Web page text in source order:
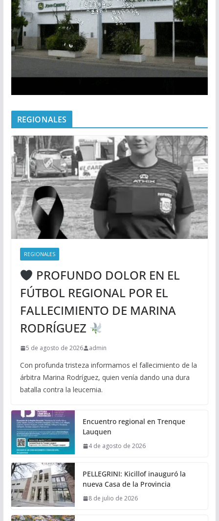
REGIONALES
REGIONALES
PROFUNDO DOLOR EN EL
FÚTBOL REGIONAL POR EL
FALLECIMIENTO DE MARINA
RODRÍGUEZ
5 de agosto de 2026 admin
Con profunda tristeza informamos el fallecimiento de la
árbitra Marina Rodríguez, quien venía dando una dura
batalla contra la leucemia.
Encuentro regional en Trenque
Lauquen
4 de agosto de 2026
PELLEGRINI: Kicillof inauguró la
nueva Casa de la Provincia
8 de julio de 2026